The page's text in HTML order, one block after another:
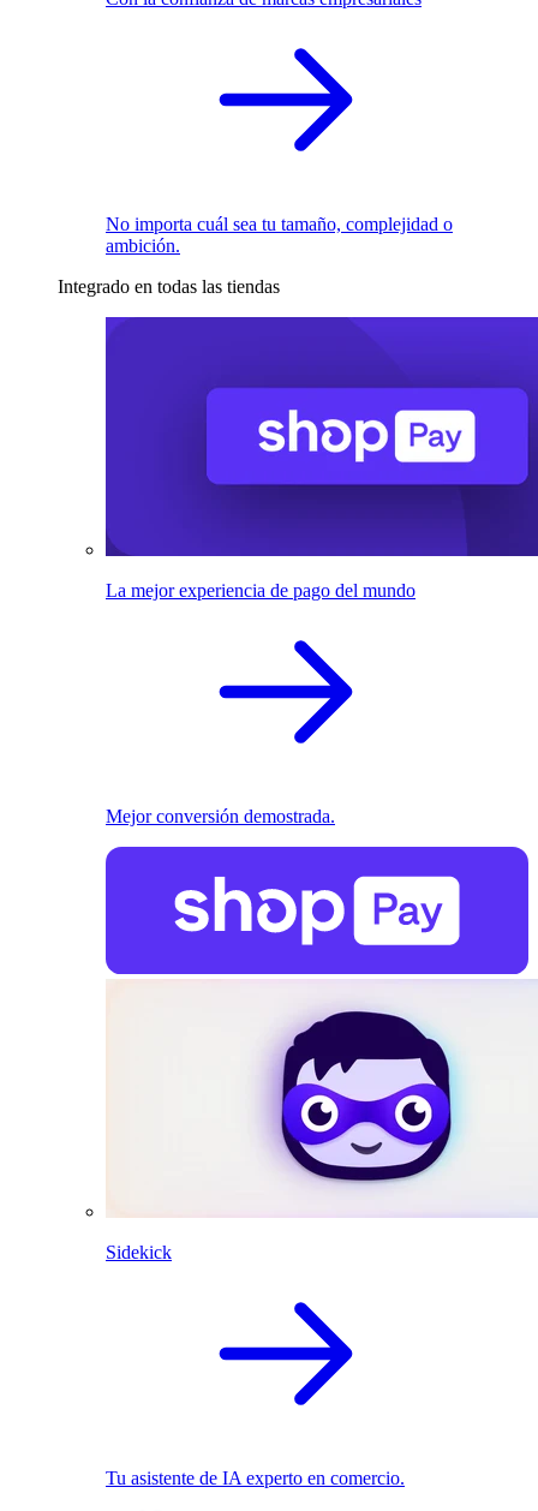
No importa cuál sea tu tamaño, complejidad o
ambición.
Integrado en todas las tiendas
La mejor experiencia de pago del mundo
Mejor conversión demostrada.
Sidekick
Tu asistente de IA experto en comercio.